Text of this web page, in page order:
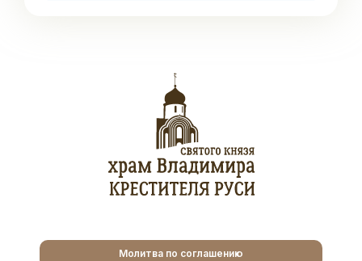
Молитва по соглашению